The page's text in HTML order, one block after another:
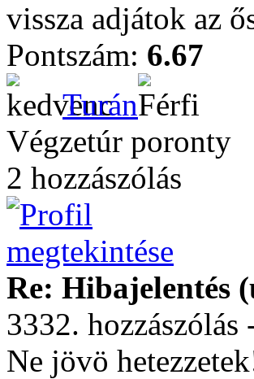
vissza adjátok az
Pontszám: 6.67
Turán
Végzetúr poronty
2 hozzászólás
Re: Hibajelentés
3332.
Ne jövö